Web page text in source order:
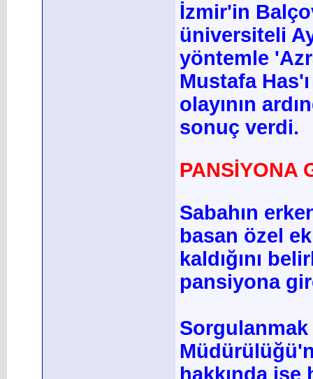
İzmir'in
üniversiteli
yöntemle
Mustafa
olayının
sonuç verdi.
PANSİYONA
Sabahın
basan özel
kaldığını
pansiyona
hakkında ise